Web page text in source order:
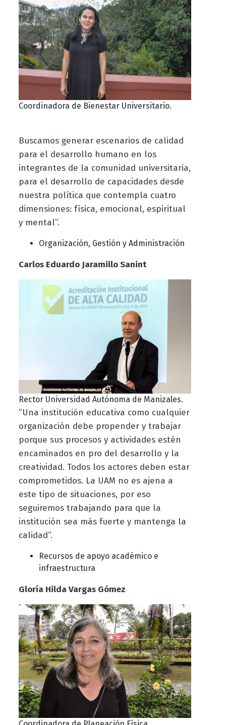
Coordinadora de Bienestar Universitario.
Buscamos generar escenarios de calidad
para el desarrollo humano en los
integrantes de la comunidad universitaria,
para el desarrollo de capacidades desde
nuestra política que contempla cuatro
dimensiones: física, emocional, espiritual
y mental”.
Organización, Gestión y Administración
Carlos Eduardo Jaramillo Sanint
Rector Universidad Autónoma de Manizales.
“Una institución educativa como cualquier
organización debe propender y trabajar
porque sus procesos y actividades estén
encaminados en pro del desarrollo y la
creatividad. Todos los actores deben estar
comprometidos. La UAM no es ajena a
este tipo de situaciones, por eso
seguiremos trabajando para que la
institución sea más fuerte y mantenga la
calidad”.
Recursos de apoyo académico e
infraestructura
Gloría Hilda Vargas Gómez